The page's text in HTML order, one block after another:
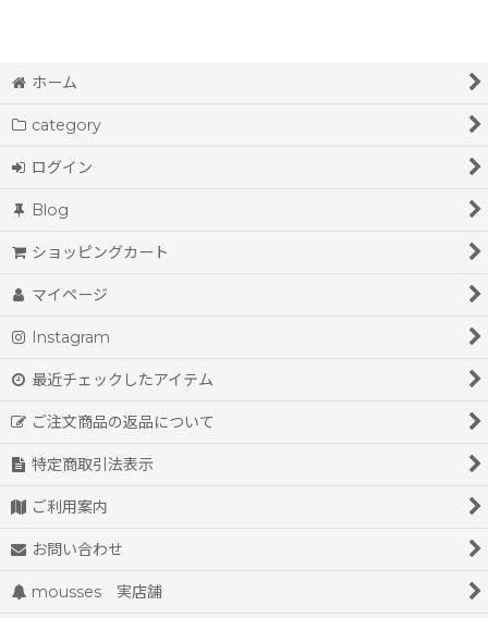
ホーム
category
ログイン
Blog
ショッピングカート
マイページ
Instagram
最近チェックしたアイテム
ご注文商品の返品について
特定商取引法表示
ご利用案内
お問い合わせ
mousses 実店舗